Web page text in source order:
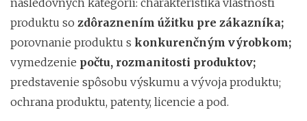
produktu so zdôraznením úžitku pre zákazníka;
porovnanie produktu s konkurenčným výrobkom;
vymedzenie počtu, rozmanitosti produktov;
predstavenie spôsobu výskumu a vývoja produktu;
ochrana produktu, patenty, licencie a pod.